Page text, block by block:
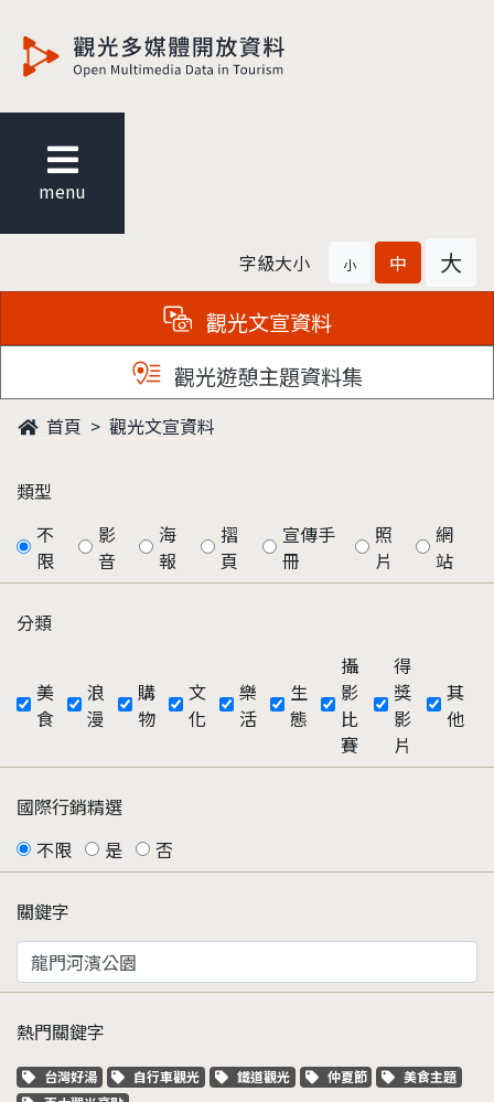
menu
字級大小 小 中 大
觀光文宣資料
觀光遊憩主題資料集
首頁 觀光文宣資料
類型
不
限
影
音
海
報
摺
頁
宣傳手
冊
照
片
網
站
分類
美
食
浪
漫
購
物
文
化
樂
活
生
態
攝
影
比
賽
得
獎
影
片
其
他
國際行銷精選
不限
是 否
關鍵字
熱門關鍵字
關鍵字標籤
台灣好湯 關鍵字標籤
自行車觀光 關鍵字標籤
鐵道觀光 關鍵字標籤
仲夏節 關鍵字標籤
美食主題